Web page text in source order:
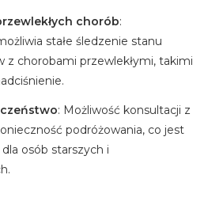
chorób:
stałe śledzenie stanu
z chorobami przewlekłymi, takimi
: Możliwość konsultacji z
podróżowania, co jest
osób starszych i